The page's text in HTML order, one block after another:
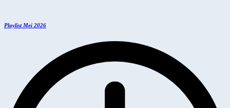
Playlist Mei 2026